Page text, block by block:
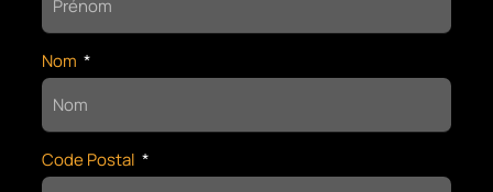
Nom
Code Postal